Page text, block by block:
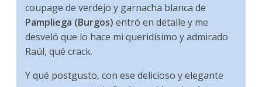
coupage de verdejo y garnacha blanca de
Pampliega (Burgos) entró en detalle y me
desveló que lo hace mi queridísimo y admirado
Raúl, qué crack.
Y qué postgusto, con ese delicioso y elegante